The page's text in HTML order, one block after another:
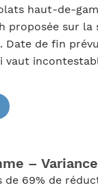
haut-de-
proposée sur la
Date de fin
vaut
–
de 69% de